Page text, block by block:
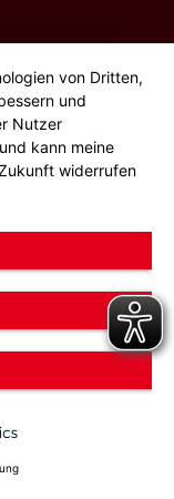
e.V.
von Dritten,
und
Nutzer
kann meine
widerrufen